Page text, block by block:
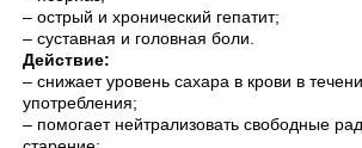
– острый и хронический гепатит;
– суставная и головная боли.
Действие:
– снижает уровень сахара в крови в
употребления;
– помогает нейтрализовать свободные